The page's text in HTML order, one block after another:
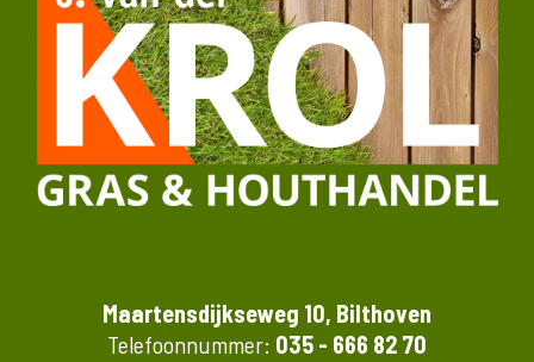
Maartensdijkseweg 10, Bilthoven
Telefoonnummer: 035 - 666 82 70